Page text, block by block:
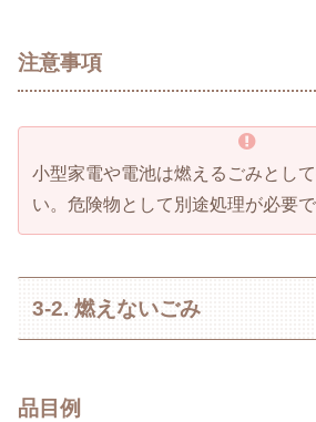
注意事項
小型家電や電池は燃えるごみとし
い。危険物として別途処理が必要で
3-2. 燃えないごみ
品目例